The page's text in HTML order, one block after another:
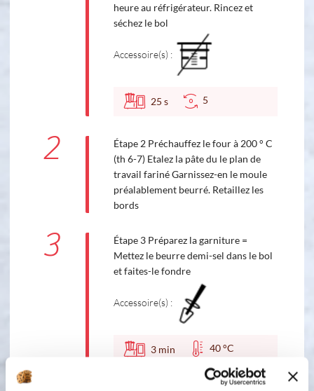
heure au réfrigérateur. Rincez et
séchez le bol
Accessoire(s) :
25 s 5
2
Étape 2 Préchauffez le four à 200 ° C
(th 6-7) Etalez la pâte du le plan de
travail fariné Garnissez-en le moule
préalablement beurré. Retaillez les
bords
3
Étape 3 Préparez la garniture =
Mettez le beurre demi-sel dans le bol
et faites-le fondre
Accessoire(s) :
3 min
40 °C